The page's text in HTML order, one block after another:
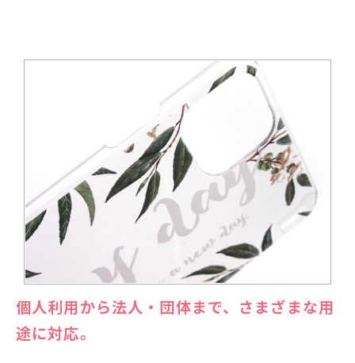
個人利用から法人・団体まで、さまざまな用
途に対応。